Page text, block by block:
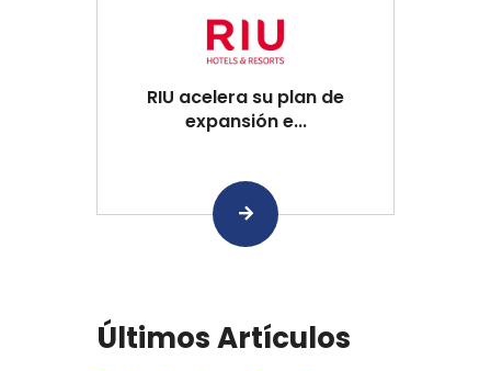
RIU acelera su plan de
expansión e...
Últimos Artículos